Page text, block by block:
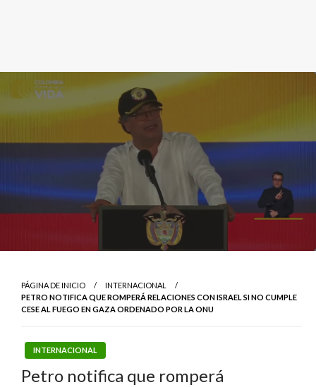
PÁGINA DE INICIO
INTERNACIONAL
PETRO NOTIFICA QUE ROMPERÁ RELACIONES CON ISRAEL SI NO CUMPLE
CESE AL FUEGO EN GAZA ORDENADO POR LA ONU
INTERNACIONAL
Petro notifica que romperá